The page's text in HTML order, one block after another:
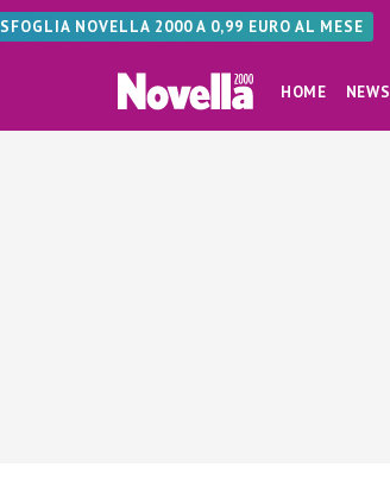
SFOGLIA NOVELLA 2000 A 0,99 EURO AL MESE
HOME NEWS